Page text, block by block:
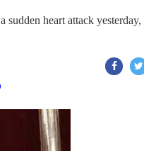
heart attack yesterday,